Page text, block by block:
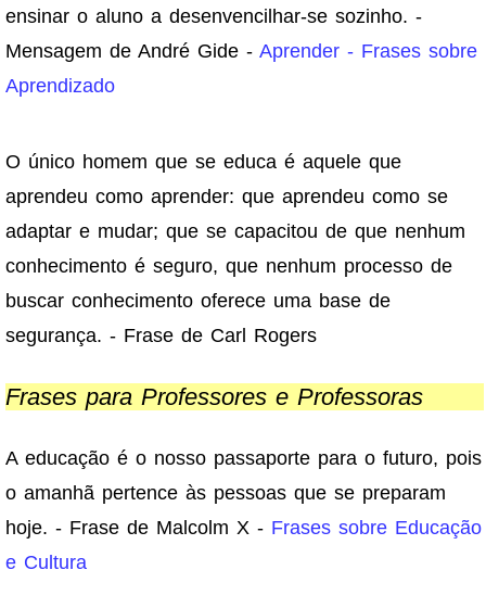
ensinar o aluno a desenvencilhar-se sozinho. -
Mensagem de André Gide - Aprender - Frases sobre
Aprendizado
O único homem que se educa é aquele que
aprendeu como aprender: que aprendeu como se
adaptar e mudar; que se capacitou de que nenhum
conhecimento é seguro, que nenhum processo de
buscar conhecimento oferece uma base de
segurança. - Frase de Carl Rogers
Frases para Professores e Professoras
A educação é o nosso passaporte para o futuro, pois
o amanhã pertence às pessoas que se preparam
hoje. - Frase de Malcolm X - Frases sobre Educação
e Cultura